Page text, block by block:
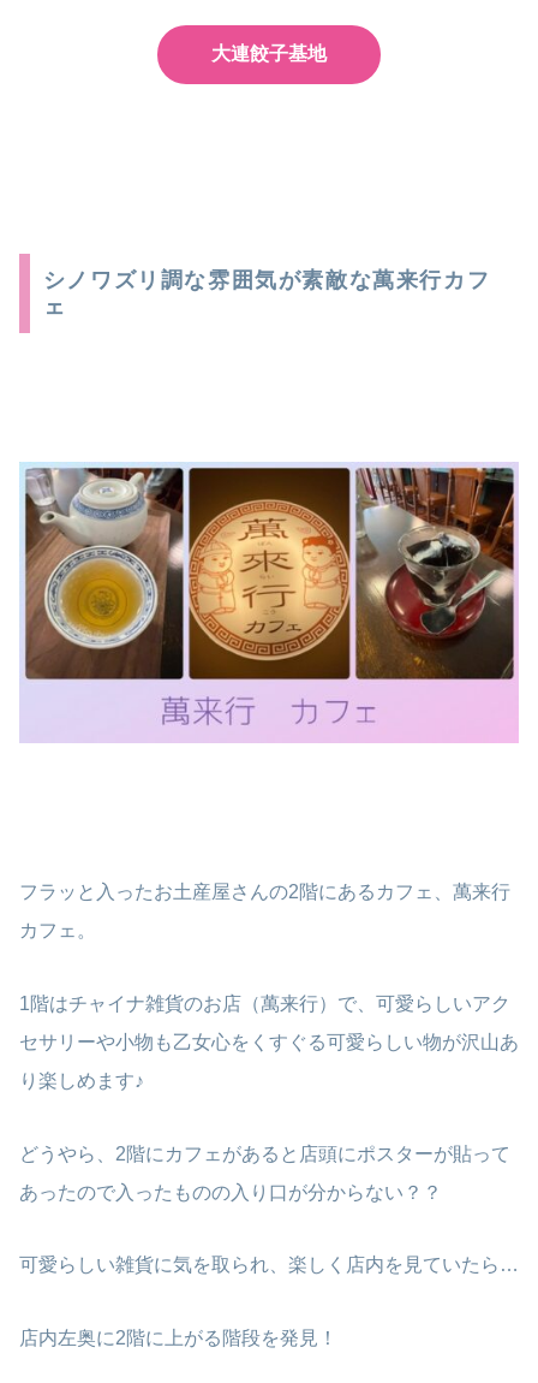
大連餃子基地
シノワズリ調な雰囲気が素敵な萬来行カフ
ェ
フラッと入ったお土産屋さんの2階にあるカフェ、萬来行
カフェ。
1階はチャイナ雑貨のお店（萬来行）で、可愛らしいアク
セサリーや小物も乙女心をくすぐる可愛らしい物が沢山あ
り楽しめます♪
どうやら、2階にカフェがあると店頭にポスターが貼って
あったので入ったものの入り口が分からない？？
可愛らしい雑貨に気を取られ、楽しく店内を見ていたら…
店内左奥に2階に上がる階段を発見！